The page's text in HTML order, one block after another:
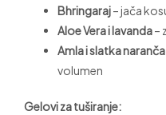
Bhringaraj– jača
Aloe Vera i lavanda–
Amla i slatka naranča
volumen
Gelovi za tuširanje: